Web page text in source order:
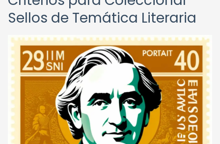
Sellos de Temática Literaria